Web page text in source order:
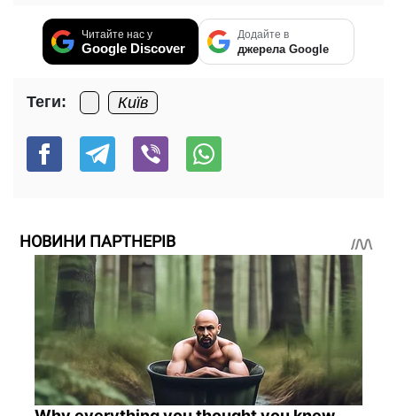
Читайте нас у
Google Discover
Додайте в
джерела Google
Теги: Київ
НОВИНИ ПАРТНЕРІВ